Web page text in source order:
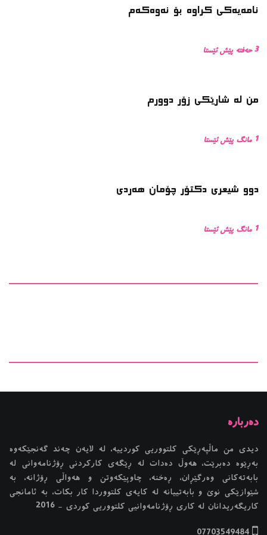
نامەیەکی کراوە بۆ نەوەکەم
3 حەفتە پێش ئێستا
من له‌ شارێکی زۆر دوورم
1 مانگ پێش ئێستا
دوو شیعری دکتۆر چۆمان هەردی
1 مانگ پێش ئێستا
دیدی من ماڵپەڕێکی کلتووریی کوردییە، لە لایەن چەند گەنجێكه‌وه‌
بەڕێوە دەبرێت، هەوڵ دەدات لە ڕێگەی کارکردنی ڕۆژنامەوانی لە
بابەتەکانی وەرگێڕان، ڕەخنە، چاوپێکەوتن و هەواڵی ڕۆژانە، بە
شێوازێکی نوێ و بابەتییانە لە کایەی کلتووردا کار بکات، بە ئامانجی
کاریگەریدانان لە کاری ڕۆژنامەوانیی کلتووریی کوردی - 2016